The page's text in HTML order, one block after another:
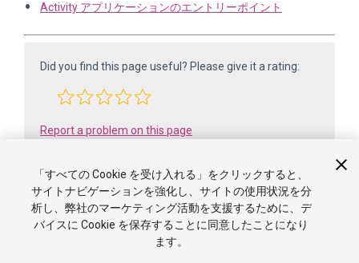
Activity アプリケーションのエントリーポイント
Did you find this page useful? Please give it a rating:
Report a problem on this page
「すべての Cookie を受け入れる」をクリックすると、
サイトナビゲーションを強化し、サイトの使用状況を分
析し、弊社のマーケティング活動を支援するために、デ
バイスに Cookie を保存することに同意したことになり
ます。